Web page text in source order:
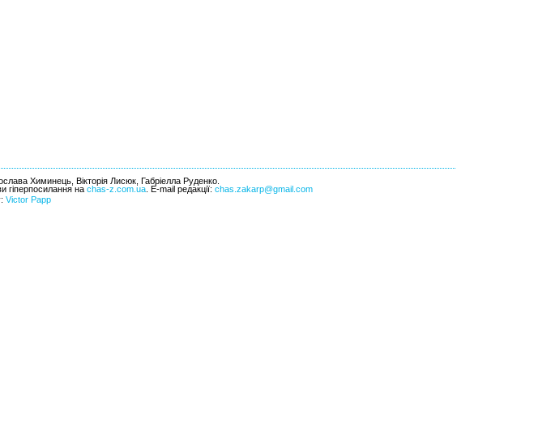
Химинець, Вікторія Лисюк, Габріелла Руденко.
гіперпосилання на chas-z.com.ua . E-mail редакції: chas.zakarp@gmail.com
Victor Papp